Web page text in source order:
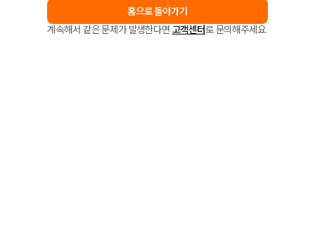
홈으로 돌아가기
계속해서 같은 문제가 발생한다면 고객센터로 문의해주세요.